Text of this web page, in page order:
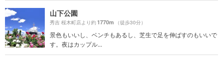
山下公園
秀吉 桜木町店より約1770m （徒歩30分）
景色もいいし、ベンチもあるし、芝生で足を伸ばすのもいいで
す。夜はカップル...